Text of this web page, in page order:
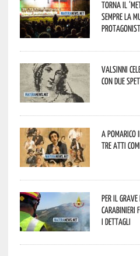
Torna il
sempre la
Valsinni
con due
A Pomarico
tre atti
Per il grave
Carabinieri
I dettagli